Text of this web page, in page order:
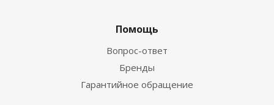
Помощь
Вопрос-ответ
Бренды
Гарантийное обращение